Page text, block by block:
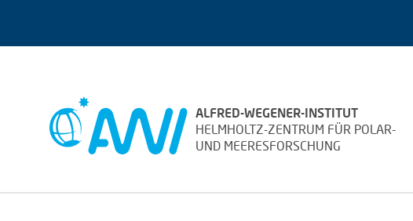
ALFRED-WEGENER-INSTITUT
HELMHOLTZ-ZENTRUM FÜR POLAR-
UND MEERESFORSCHUNG